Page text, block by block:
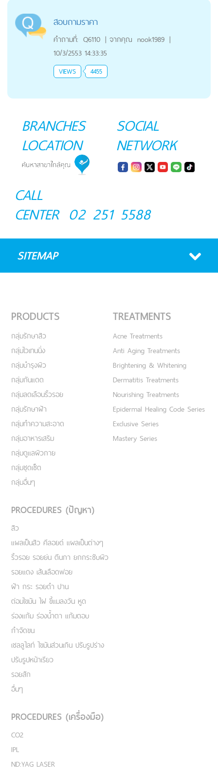
สอบถามราคา
คำถามที่: Q6110 | จากคุณ nook1989 |
10/3/2553 14:33:35
VIEWS 4455
BRANCHES
LOCATION
SOCIAL
NETWORK
CALL
CENTER 02 251 5588
SITEMAP
PRODUCTS
กลุ่มรักษาสิว
กลุ่มไวเทนนิ่ง
กลุ่มบำรุงผิว
กลุ่มกันแดด
กลุ่มลดเลือนริ้วรอย
กลุ่มรักษาฝ้า
กลุ่มทำความสะอาด
กลุ่มอาหารเสริม
กลุ่มดูแลผิวกาย
กลุ่มชุดเซ็ต
กลุ่มอื่นๆ
TREATMENTS
Acne Treatments
Anti Aging Treatments
Brightening & Whitening
Dermatitis Treatments
Nourishing Treatments
Epidermal Healing Code Series
Exclusive Series
Mastery Series
PROCEDURES (ปัญหา)
สิว
แผลเป็นสิว คีลอยด์ แผลเป็นต่างๆ
ริ้วรอย รอยย่น ตีนกา ยกกระชับผิว
รอยแดง เส้นเลือดฟอย
ฝ้า กระ รอยดำ ปาน
ต่อมไขมัน ไฝ ขี้แมลงวัน หูด
ร่องแก้ม ร่องน้ำตา แก้มตอบ
กำจัดขน
เชลลูไลท์ ไขมันส่วนเกิน ปรับรูปร่าง
ปรับรูปหน้าเรียว
รอยสัก
อื่นๆ
PROCEDURES (เครื่องมือ)
CO2
IPL
ND:YAG LASER